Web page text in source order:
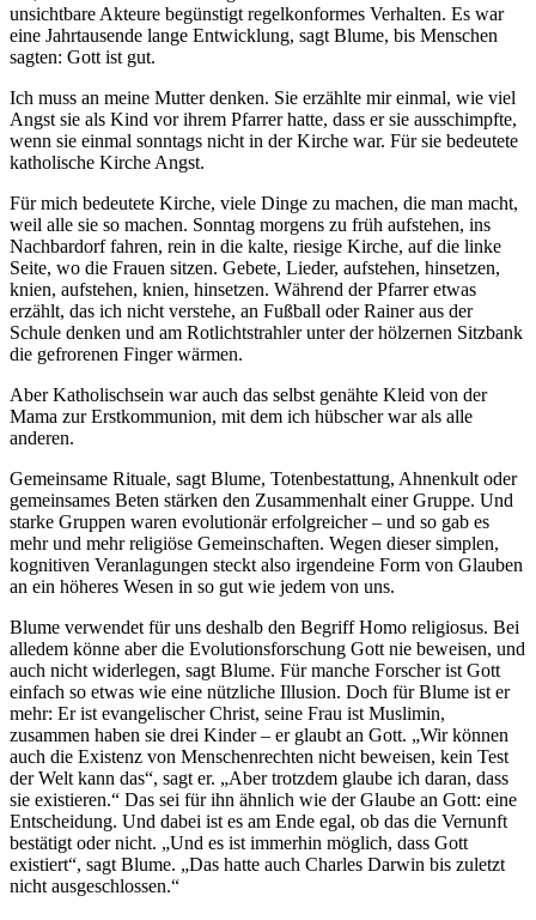
unsichtbare Akteure begünstigt regelkonformes Verhalten. Es war
eine Jahrtausende lange Entwicklung, sagt Blume, bis Menschen
sagten: Gott ist gut.
Ich muss an meine Mutter denken. Sie erzählte mir einmal, wie viel
Angst sie als Kind vor ihrem Pfarrer hatte, dass er sie ausschimpfte,
wenn sie einmal sonntags nicht in der Kirche war. Für sie bedeutete
katholische Kirche Angst.
Für mich bedeutete Kirche, viele Dinge zu machen, die man macht,
weil alle sie so machen. Sonntag morgens zu früh aufstehen, ins
Nachbardorf fahren, rein in die kalte, riesige Kirche, auf die linke
Seite, wo die Frauen sitzen. Gebete, Lieder, aufstehen, hinsetzen,
knien, aufstehen, knien, hinsetzen. Während der Pfarrer etwas
erzählt, das ich nicht verstehe, an Fußball oder Rainer aus der
Schule denken und am Rotlichtstrahler unter der hölzernen Sitzbank
die gefrorenen Finger wärmen.
Aber Katholischsein war auch das selbst genähte Kleid von der
Mama zur Erstkommunion, mit dem ich hübscher war als alle
anderen.
Gemeinsame Rituale, sagt Blume, Totenbestattung, Ahnenkult oder
gemeinsames Beten stärken den Zusammenhalt einer Gruppe. Und
starke Gruppen waren evolutionär erfolgreicher – und so gab es
mehr und mehr religiöse Gemeinschaften. Wegen dieser simplen,
kognitiven Veranlagungen steckt also irgendeine Form von Glauben
an ein höheres Wesen in so gut wie jedem von uns.
Blume verwendet für uns deshalb den Begriff Homo religiosus. Bei
alledem könne aber die Evolutionsforschung Gott nie beweisen, und
auch nicht widerlegen, sagt Blume. Für manche Forscher ist Gott
einfach so etwas wie eine nützliche Illusion. Doch für Blume ist er
mehr: Er ist evangelischer Christ, seine Frau ist Muslimin,
zusammen haben sie drei Kinder – er glaubt an Gott. „Wir können
auch die Existenz von Menschenrechten nicht beweisen, kein Test
der Welt kann das“, sagt er. „Aber trotzdem glaube ich daran, dass
sie existieren.“ Das sei für ihn ähnlich wie der Glaube an Gott: eine
Entscheidung. Und dabei ist es am Ende egal, ob das die Vernunft
bestätigt oder nicht. „Und es ist immerhin möglich, dass Gott
existiert“, sagt Blume. „Das hatte auch Charles Darwin bis zuletzt
nicht ausgeschlossen.“